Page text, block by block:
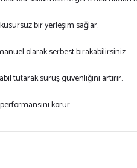
bir yerleşim sağlar.
olarak serbest bırakabilirsiniz.
tutarak sürüş güvenliğini artırır.
korur.